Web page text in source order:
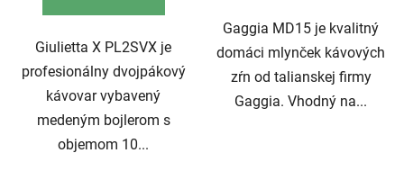
Giulietta X PL2SVX je
profesionálny dvojpákový
kávovar vybavený
medeným bojlerom s
objemom 10...
Gaggia MD15 je kvalitný
domáci mlynček kávových
zŕn od talianskej firmy
Gaggia. Vhodný na...